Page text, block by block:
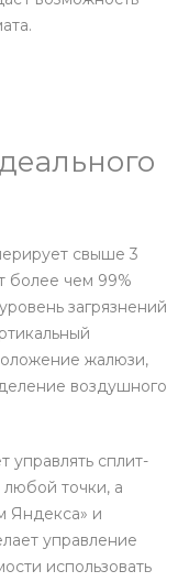
свыше 3
более чем 99%
загрязнений
жалюзи,
воздушного
управлять сплит-
точки, а
Яндекса» и
управление
использовать